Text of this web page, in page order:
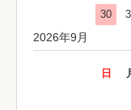
30
2026年9月
日